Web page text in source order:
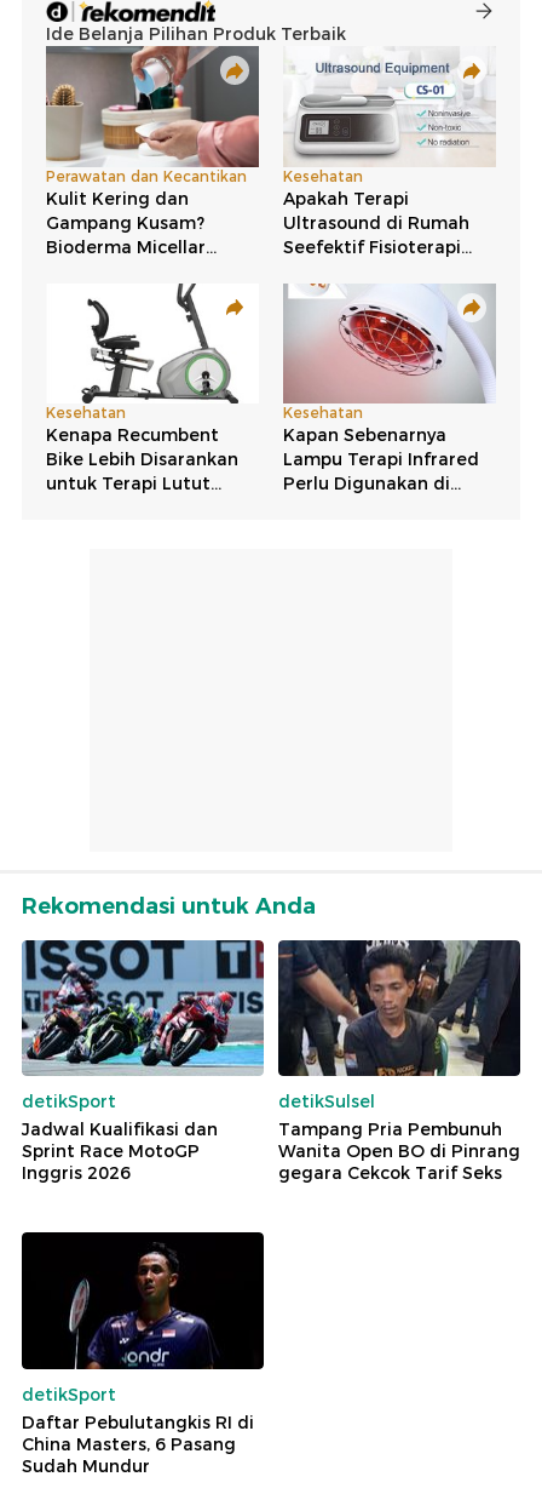
Rekomendasi untuk Anda
detikSport
Jadwal Kualifikasi dan
Sprint Race MotoGP
Inggris 2026
detikSulsel
Tampang Pria Pembunuh
Wanita Open BO di Pinrang
gegara Cekcok Tarif Seks
detikSport
Daftar Pebulutangkis RI di
China Masters, 6 Pasang
Sudah Mundur